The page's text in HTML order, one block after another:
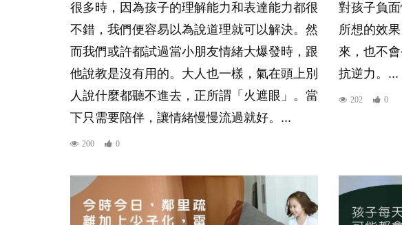
很多時，因為孩子的理解能力和表達能力都很
不錯，我們便容易以為說道理就可以解決。然
而我們或許都試過當小朋友情緒大爆發時，跟
他說教是沒有用的。大人也一樣，氣在頭上別
人說什麼都聽不進去，正所謂「火遮眼」。當
下只需要陪伴，讓情緒慢慢流過就好。...
200 0
對孩子負
所想的效
來，也不
抗逆力。...
202 0